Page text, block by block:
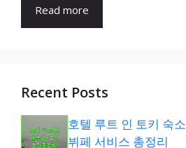
Read more
Recent Posts
호텔 루트 인 토키 숙
뷔페 서비스 총정리